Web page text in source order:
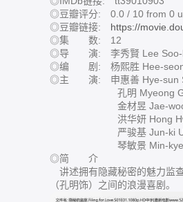
◎豆瓣评分: 0.0 / 10 from 0
◎豆瓣链接: https://
◎集 数: 12
◎导 演: 李秀賢 Lee Soo-
◎编 剧: 杨熙胜 Hee-
◎主 演: 申惠善 Hye-sun
孔明 Myeong
金材昱 Jae-wook
洪华妍 Hong Hwa
严骏基 Jun-ki
琴敏景 Min-
◎简 介
讲述拥有隐藏秘密的魅力监
（孔明饰）之间的浪漫喜剧。